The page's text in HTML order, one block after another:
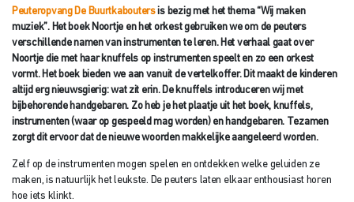
Peuteropvang De Buurtkaboutersis bezig met het thema “Wij maken
muziek”. Het boek Noortje en het orkest gebruiken we om de peuters
verschillende namen van instrumenten te leren. Het verhaal gaat over
Noortje die met haar knuffels op instrumenten speelt en zo een orkest
vormt. Het boek bieden we aan vanuit de vertelkoffer. Dit maakt de kinderen
altijd erg nieuwsgierig: wat zit erin. De knuffels introduceren wij met
bijbehorende handgebaren. Zo heb je het plaatje uit het boek, knuffels,
instrumenten (waar op gespeeld mag worden) en handgebaren. Tezamen
zorgt dit ervoor dat de nieuwe woorden makkelijke aangeleerd worden.
Zelf op de instrumenten mogen spelen en ontdekken welke geluiden ze
maken, is natuurlijk het leukste. De peuters laten elkaar enthousiast horen
hoe iets klinkt.